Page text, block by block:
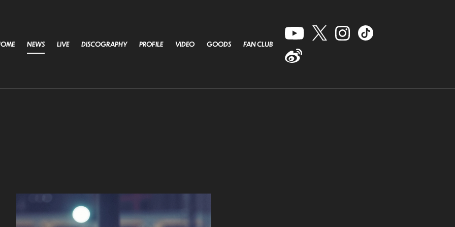
NEWS LIVE DISCOGRAPHY PROFILE VIDEO GOODS FAN CLUB